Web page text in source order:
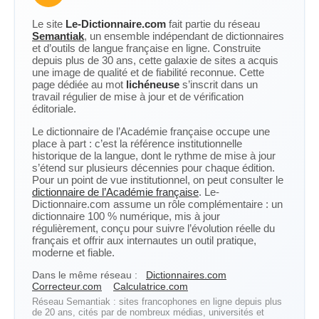
Le site Le-Dictionnaire.com fait partie du réseau
Semantiak, un ensemble indépendant de dictionnaires
et d’outils de langue française en ligne. Construite
depuis plus de 30 ans, cette galaxie de sites a acquis
une image de qualité et de fiabilité reconnue. Cette
page dédiée au mot lichéneuse s’inscrit dans un
travail régulier de mise à jour et de vérification
éditoriale.
Le dictionnaire de l’Académie française occupe une
place à part : c’est la référence institutionnelle
historique de la langue, dont le rythme de mise à jour
s’étend sur plusieurs décennies pour chaque édition.
Pour un point de vue institutionnel, on peut consulter le
dictionnaire de l’Académie française. Le-
Dictionnaire.com assume un rôle complémentaire : un
dictionnaire 100 % numérique, mis à jour
régulièrement, conçu pour suivre l’évolution réelle du
français et offrir aux internautes un outil pratique,
moderne et fiable.
Dans le même réseau :
Dictionnaires.com
Correcteur.com
Calculatrice.com
Réseau Semantiak : sites francophones en ligne depuis plus
de 20 ans, cités par de nombreux médias, universités et